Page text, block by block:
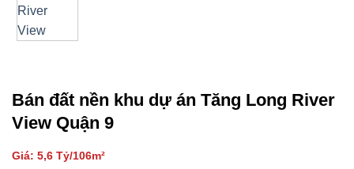
Bán đất nền khu dự án Tăng Long River
View Quận 9
Giá: 5,6 Tỷ/106m²